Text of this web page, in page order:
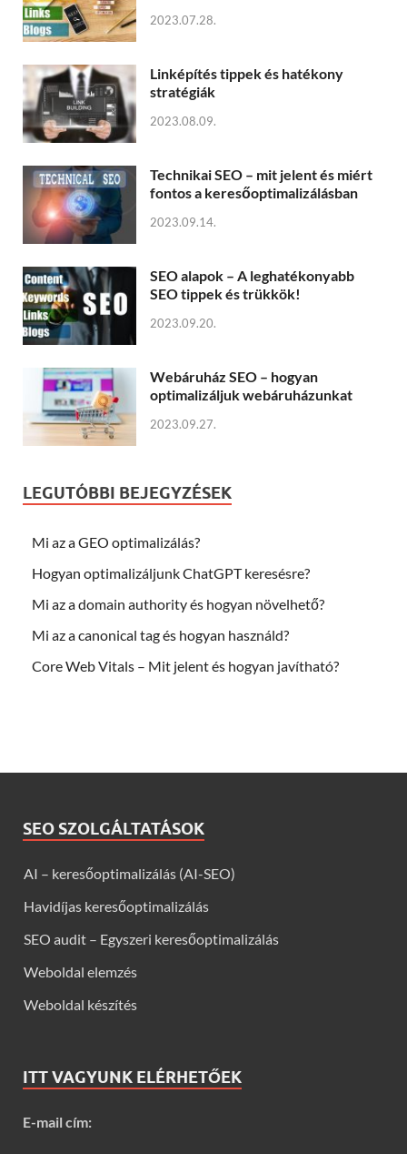
2023.07.28.
Linképítés tippek és hatékony
stratégiák
2023.08.09.
Technikai SEO – mit jelent és miért
fontos a keresőoptimalizálásban
2023.09.14.
SEO alapok – A leghatékonyabb
SEO tippek és trükkök!
2023.09.20.
Webáruház SEO – hogyan
optimalizáljuk webáruházunkat
2023.09.27.
LEGUTÓBBI BEJEGYZÉSEK
Mi az a GEO optimalizálás?
Hogyan optimalizáljunk ChatGPT keresésre?
Mi az a domain authority és hogyan növelhető?
Mi az a canonical tag és hogyan használd?
Core Web Vitals – Mit jelent és hogyan javítható?
SEO SZOLGÁLTATÁSOK
AI – keresőoptimalizálás (AI-SEO)
Havidíjas keresőoptimalizálás
SEO audit – Egyszeri keresőoptimalizálás
Weboldal elemzés
Weboldal készítés
ITT VAGYUNK ELÉRHETŐEK
E-mail cím: